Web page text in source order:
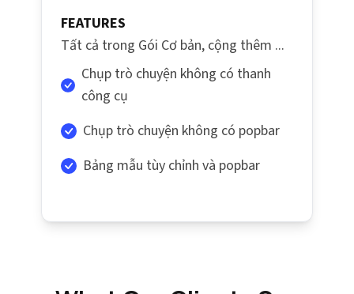
FEATURES
Tất cả trong Gói Cơ bản, cộng thêm ...
Chụp trò chuyện không có thanh
công cụ
Chụp trò chuyện không có popbar
Bảng mẫu tùy chỉnh và popbar